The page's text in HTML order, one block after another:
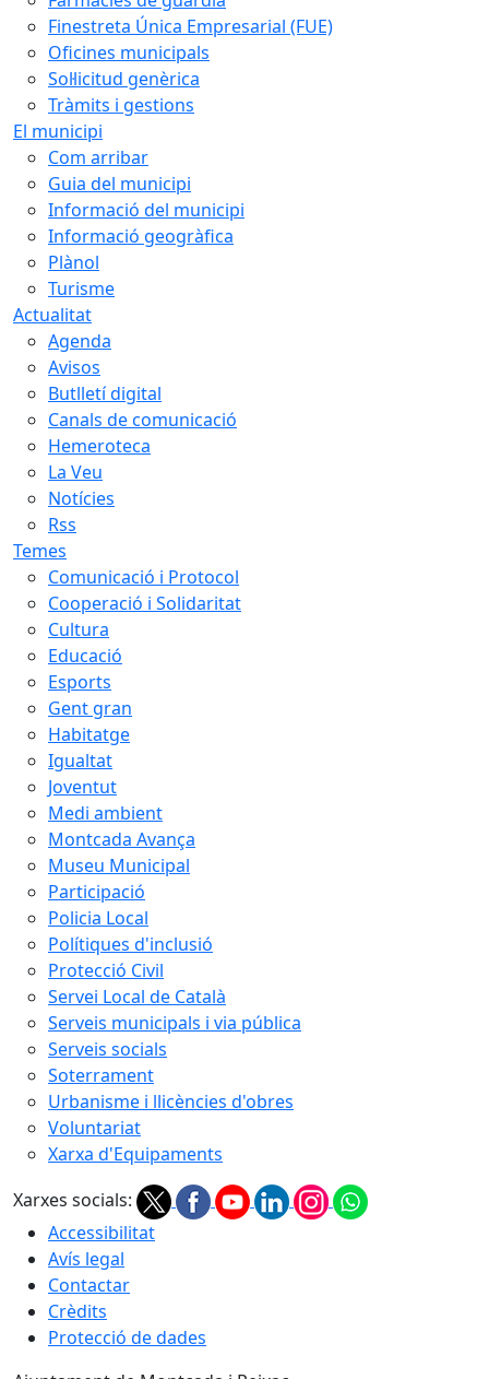
Finestreta Única Empresarial (FUE)
Oficines municipals
Sol·licitud genèrica
Tràmits i gestions
El municipi
Com arribar
Guia del municipi
Informació del municipi
Informació geogràfica
Plànol
Turisme
Actualitat
Agenda
Avisos
Butlletí digital
Canals de comunicació
Hemeroteca
La Veu
Notícies
Rss
Temes
Comunicació i Protocol
Cooperació i Solidaritat
Cultura
Educació
Esports
Gent gran
Habitatge
Igualtat
Joventut
Medi ambient
Montcada Avança
Museu Municipal
Participació
Policia Local
Polítiques d'inclusió
Protecció Civil
Servei Local de Català
Serveis municipals i via pública
Serveis socials
Soterrament
Urbanisme i llicències d'obres
Voluntariat
Xarxa d'Equipaments
Xarxes socials:
Accessibilitat
Avís legal
Contactar
Crèdits
Protecció de dades